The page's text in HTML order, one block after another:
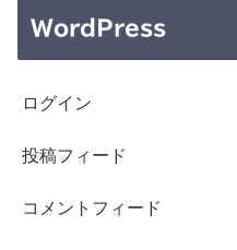
WordPress
ログイン
投稿フィード
コメントフィード